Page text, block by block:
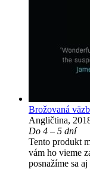
Brožovaná
Angličtina,
Do 4 – 5 dní
Tento produkt
vám ho vieme
posnažíme sa